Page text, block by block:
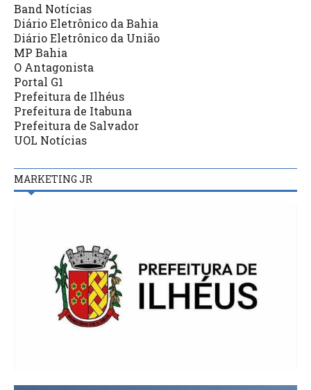
Band Notícias
Diário Eletrônico da Bahia
Diário Eletrônico da União
MP Bahia
O Antagonista
Portal G1
Prefeitura de Ilhéus
Prefeitura de Itabuna
Prefeitura de Salvador
UOL Notícias
MARKETING JR